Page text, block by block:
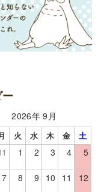
ー
2026年 9月
火 水 木 金 土
1 2 3 4 5
7 8 9 10 11 12